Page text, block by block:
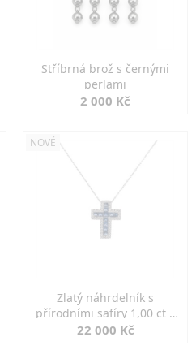
Stříbrná brož s černými
perlami
2 000 Kč
NOVÉ
Zlatý náhrdelník s
přírodními safíry 1,00 ct a
diamanty
22 000 Kč